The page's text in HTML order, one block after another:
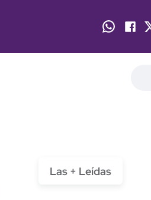
Las + Leídas